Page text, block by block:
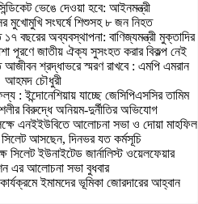
ভেঙে দেওয়া হবে: আইনমন্ত্রী
মুখোমুখি সংঘর্ষে শিশুসহ ৮ জন নিহত
বছরের অব্যবস্থাপনা: বাণিজ্যমন্ত্রী মুক্তাদির
পূরণে জাতীয় ঐক্য সুসংহত করার বিকল্প নেই
শ্রদ্ধাভরে স্মরণ রাখবে : এমপি এমরান
আহমদ চৌধুরী
: ইন্দোনেশিয়ায় যাচ্ছে জেসিপিএসসির তামিম
বিরুদ্ধে অনিয়ম-দুর্নীতির অভিযোগ
এনইইউবিতে আলোচনা সভা ও দোয়া মাহফিল
সিলেট আসছেন, দিনভর যত কর্মসূচি
ইউনাইটেড জার্নালিস্ট ওয়েলফেয়ার
এর আলোচনা সভা বুধবার
ইমামদের ভূমিকা জোরদারের আহ্বান